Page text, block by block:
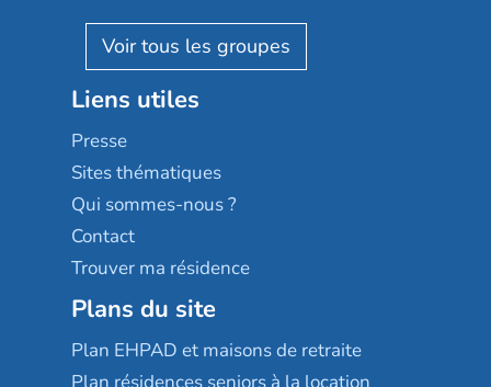
Reseda
Stella management
Les villages d'or
Sérénys
Résidences services Villa Médicis
Résidalya
Groupe aplus
AGE D'OR Services
Liens utiles
Presse
Sites thématiques
Qui sommes-nous ?
Contact
Trouver ma résidence
Plans du site
Plan EHPAD et maisons de retraite